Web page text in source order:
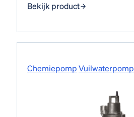
Bekijk product
ChemiepompVuilwaterpomp